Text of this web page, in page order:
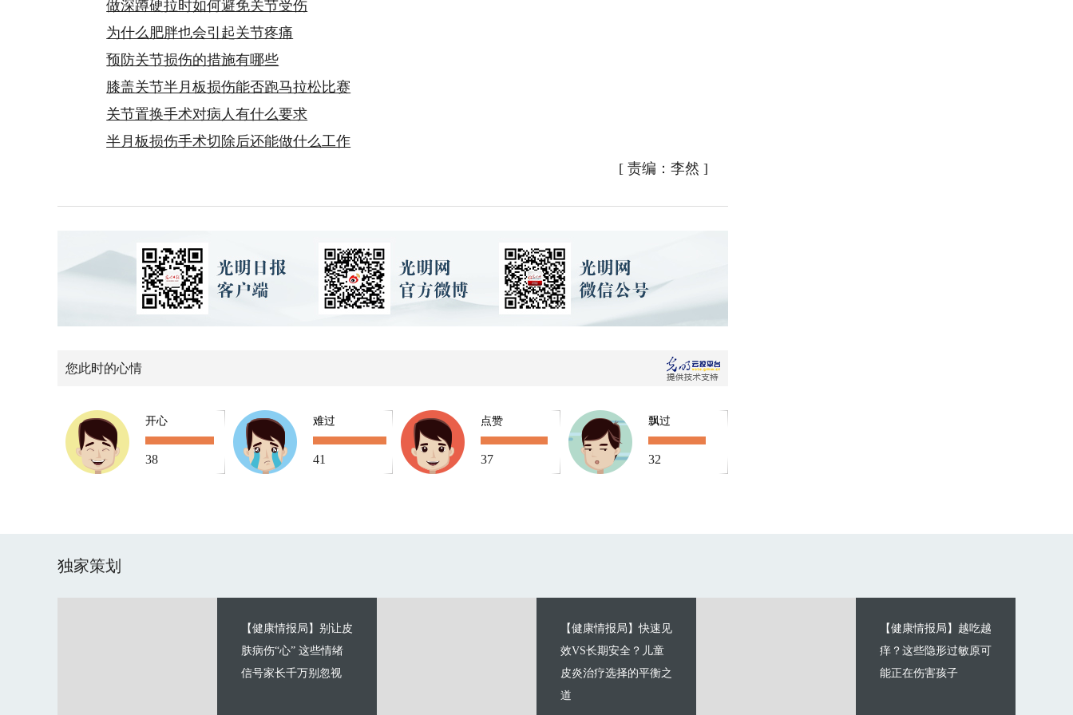
做深蹲硬拉时如何避免关节受伤
为什么肥胖也会引起关节疼痛
预防关节损伤的措施有哪些
膝盖关节半月板损伤能否跑马拉松比赛
关节置换手术对病人有什么要求
半月板损伤手术切除后还能做什么工作
[ 责编：李然 ]
您此时的心情
开心
38
难过
41
点赞
37
飘过
32
独家策划
【健康情报局】别让皮
肤病伤“心” 这些情绪
信号家长千万别忽视
【健康情报局】快速见
效VS长期安全？儿童
皮炎治疗选择的平衡之
道
【健康情报局】越吃越
痒？这些隐形过敏原可
能正在伤害孩子